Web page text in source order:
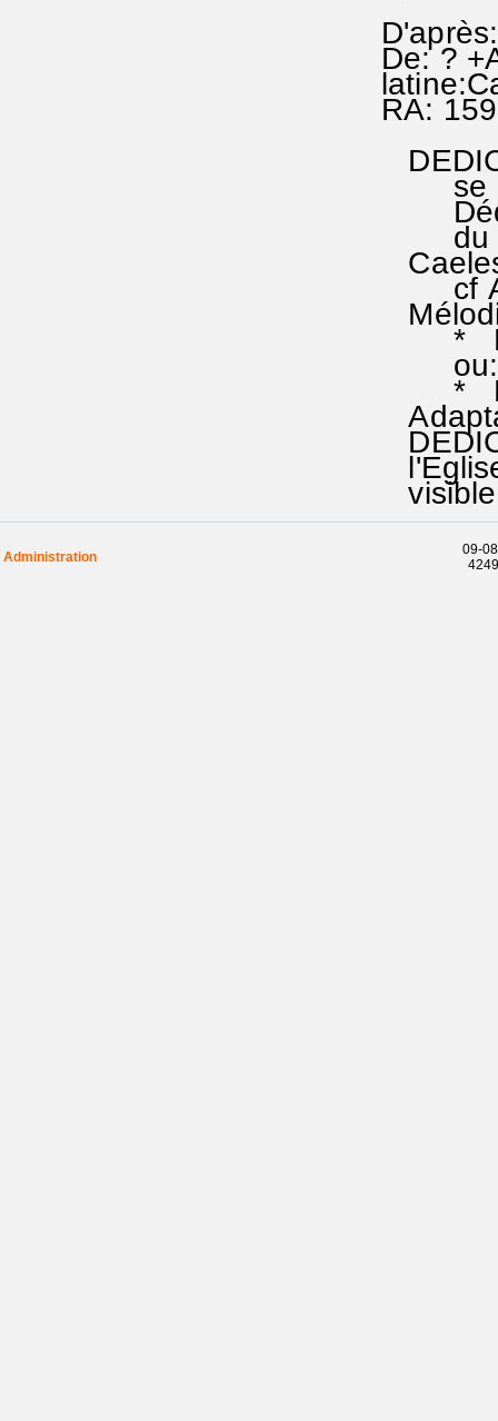
De: ?
RA:
se
du
cf
*
ou:
* EG
Administration
09-